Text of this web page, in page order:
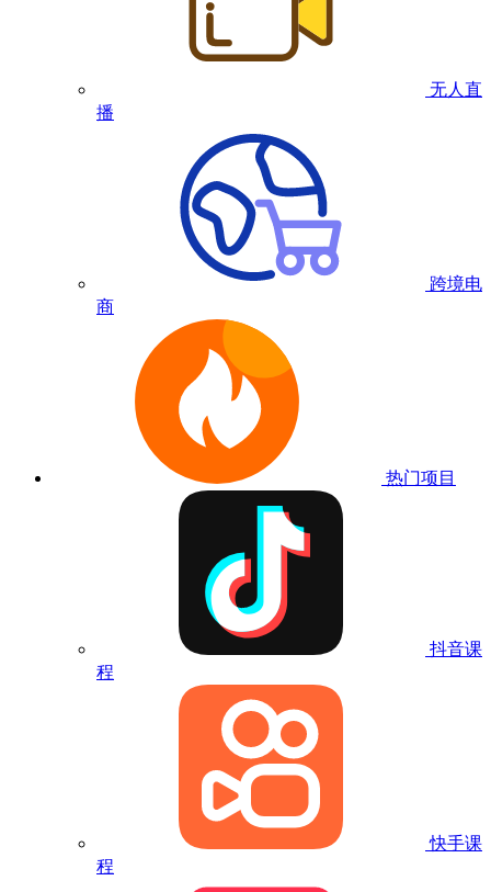
无人直
播
跨境电
商
热门项目
抖音课
程
快手课
程